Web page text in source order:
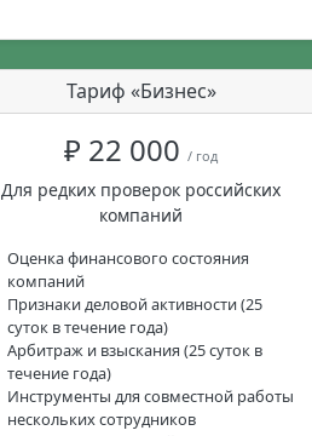
Тариф «Бизнес»
₽ 22 000/ год
Для редких проверок российских
компаний
Оценка финансового состояния
компаний
Признаки деловой активности (25
суток в течение года)
Арбитраж и взыскания (25 суток в
течение года)
Инструменты для совместной работы
нескольких сотрудников